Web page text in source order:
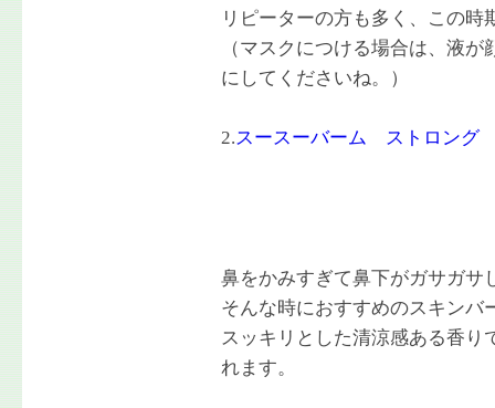
リピーターの方も多く、この
（マスクにつける場合は、液
にしてくださいね。）
2.スースーバーム ストロング
鼻をかみすぎて鼻下がガサガサ
そんな時におすすめのスキンバ
スッキリとした清涼感ある香り
れます。